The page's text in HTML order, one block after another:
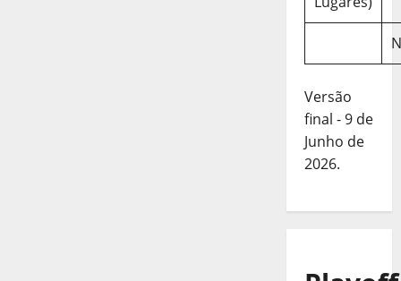
Versão
final - 9 de
Junho de
2026.